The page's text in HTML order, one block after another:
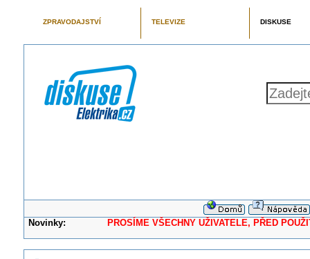
ZPRAVODAJSTVÍ TELEVIZE DISKUSE
Novinky: PROSÍME VŠECHNY UŽIVATELE, PŘED